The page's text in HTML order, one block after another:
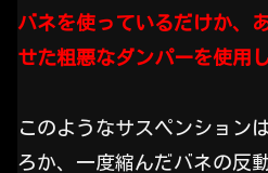
バネを使っているだけか、
せた粗悪なダンパーを使用
このようなサスペンション
ろか、一度縮んだバネの反